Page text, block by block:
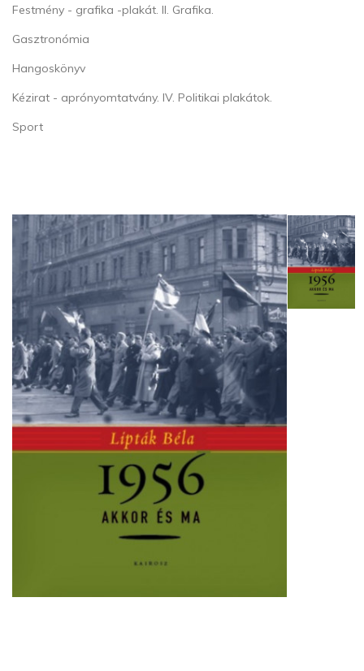
Festmény - grafika -plakát. II. Grafika.
Gasztronómia
Hangoskönyv
Kézirat - aprónyomtatvány. IV. Politikai plakátok.
Sport